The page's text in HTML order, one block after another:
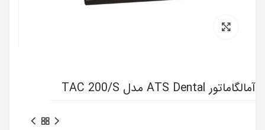
آمالگاماتور ATS Dental مدل TAC 200/S